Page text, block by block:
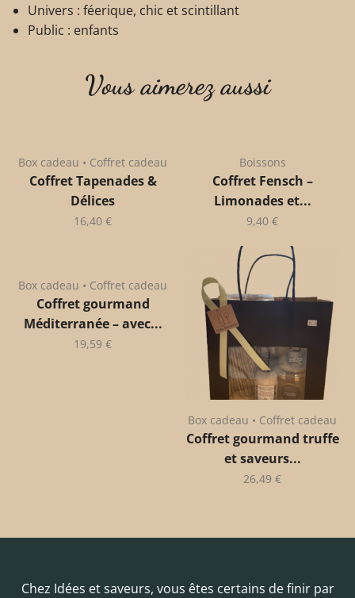
Univers : féerique, chic et scintillant
Public : enfants
Vous aimerez aussi
Box cadeau • Coffret cadeau
Coffret Tapenades &
Délices
16,40 €
Boissons
Coffret Fensch –
Limonades et...
9,40 €
Box cadeau • Coffret cadeau
Coffret gourmand
Méditerranée – avec...
19,59 €
Box cadeau • Coffret cadeau
Coffret gourmand truffe
et saveurs...
26,49 €
Chez Idées et saveurs, vous êtes certains de finir par